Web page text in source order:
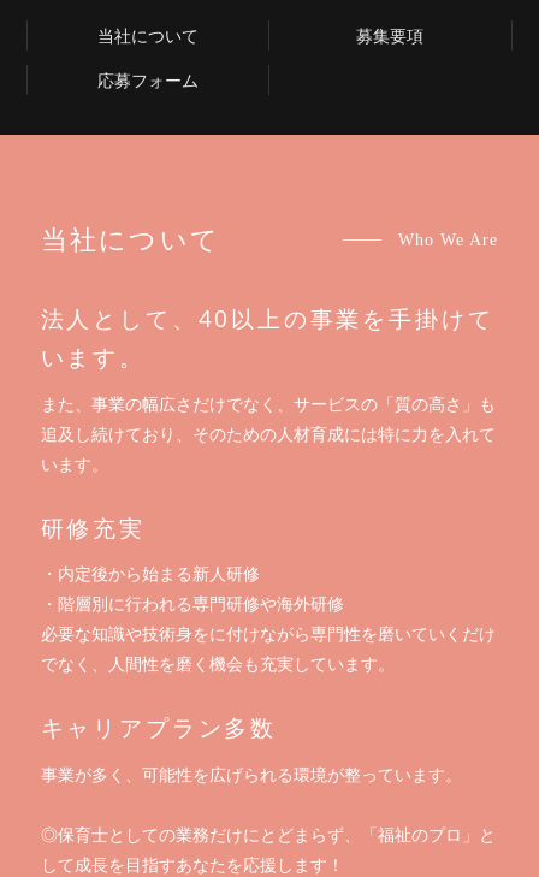
当社について
募集要項
応募フォーム
当社について Who We Are
法人として、40以上の事業を手掛けて
います。
また、事業の幅広さだけでなく、サービスの「質の高さ」も
追及し続けており、そのための人材育成には特に力を入れて
います。
研修充実
・内定後から始まる新人研修
・階層別に行われる専門研修や海外研修
必要な知識や技術身をに付けながら専門性を磨いていくだけ
でなく、人間性を磨く機会も充実しています。
キャリアプラン多数
事業が多く、可能性を広げられる環境が整っています。
◎保育士としての業務だけにとどまらず、「福祉のプロ」と
して成長を目指すあなたを応援します！